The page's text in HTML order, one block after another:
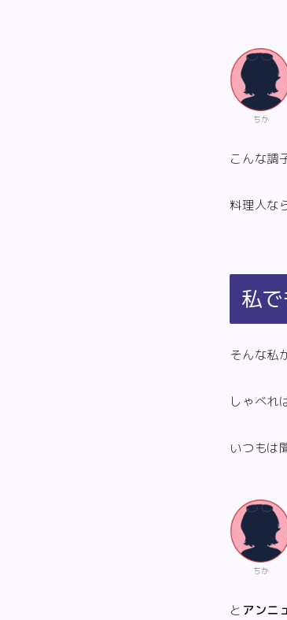
ちか
こんな調
料理人な
私
そんな私
しゃべれ
いつもは
ちか
と アンニ